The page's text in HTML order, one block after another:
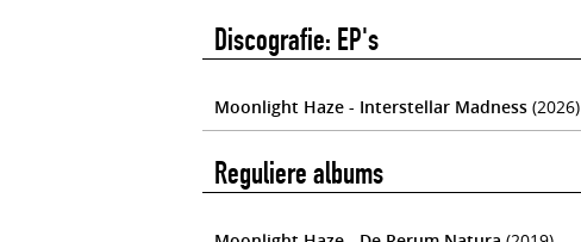
Discografie: EP's
Moonlight Haze - Interstellar Madness (2026)
Reguliere albums